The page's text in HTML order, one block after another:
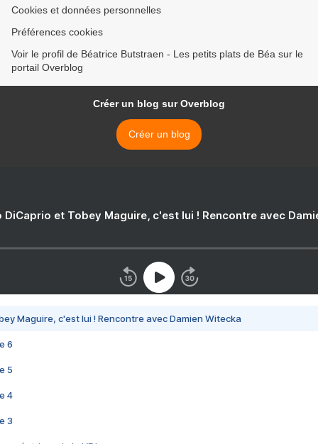
Cookies et données personnelles
Préférences cookies
Voir le profil de Béatrice Butstraen - Les petits plats de Béa sur le
portail Overblog
Créer un blog sur Overblog
Créer un blog
DiCaprio et Tobey Maguire, c'est lui ! Rencontre avec
Maguire, c'est lui ! Rencontre avec Damien Witecka
6
5
4
3